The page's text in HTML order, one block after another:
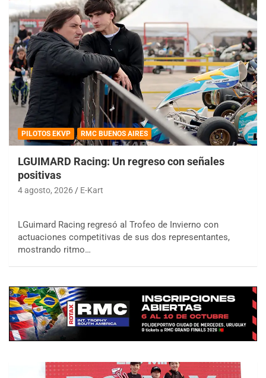
PILOTOS EKVP RMC BUENOS AIRES
LGUIMARD Racing: Un regreso con señales
positivas
4 agosto, 2026 E-Kart
LGuimard Racing regresó al Trofeo de Invierno con
actuaciones competitivas de sus dos representantes,
mostrando ritmo…